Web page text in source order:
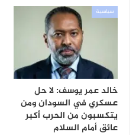
سياسية
خالد عمر يوسف: لا حل
عسكري في السودان ومن
يتكسبون من الحرب أكبر
عائق أمام السلام